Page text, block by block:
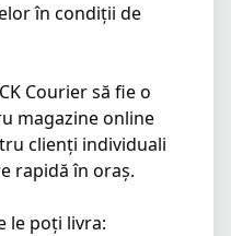
în condiții de
Courier să fie o
magazine online
clienți individuali
rapidă în oraș.
le poți livra: